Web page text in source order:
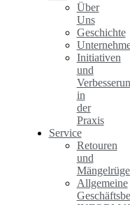
Über
Uns
Geschichte
Initiativen
und
in
der
Praxis
Service
Retouren
und
Allgemeine